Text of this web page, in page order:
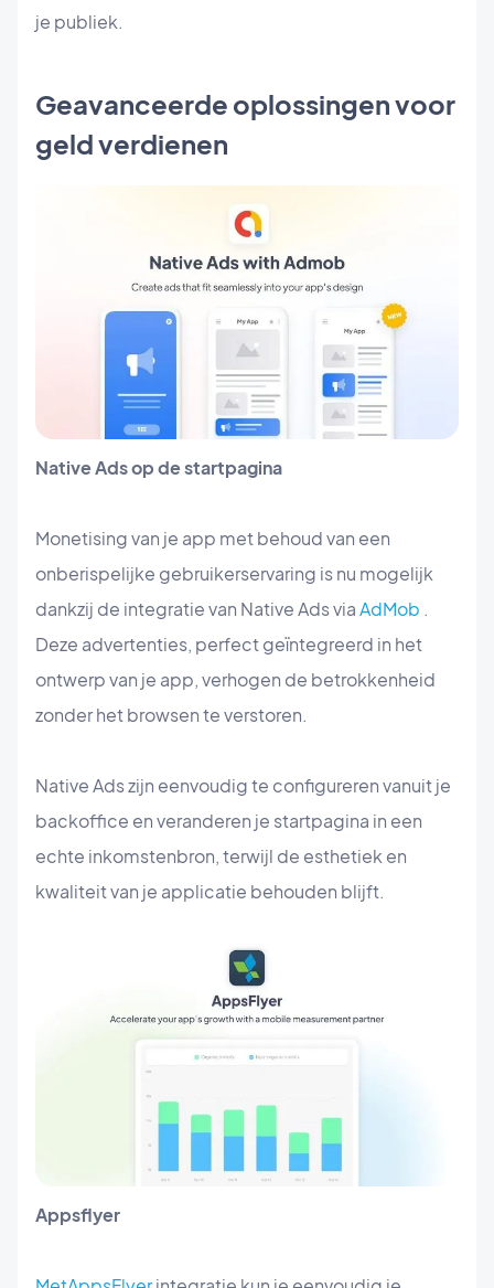
je publiek.
Geavanceerde oplossingen voor
geld verdienen
Native Ads op de startpagina
Monetising van je app met behoud van een
onberispelijke gebruikerservaring is nu mogelijk
dankzij de integratie van Native Ads viaAdMob .
Deze advertenties, perfect geïntegreerd in het
ontwerp van je app, verhogen de betrokkenheid
zonder het browsen te verstoren.
Native Ads zijn eenvoudig te configureren vanuit je
backoffice en veranderen je startpagina in een
echte inkomstenbron, terwijl de esthetiek en
kwaliteit van je applicatie behouden blijft.
Appsflyer